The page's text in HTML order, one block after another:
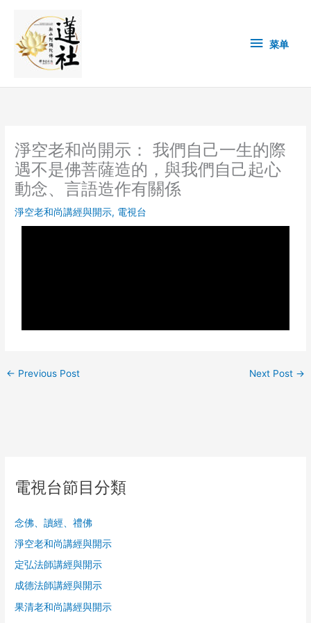
content
单 菜单
淨空老和尚開示： 我們自己一生的際
遇不是佛菩薩造的，與我們自己起心
動念、言語造作有關係
淨空老和尚講經與開示, 電視台
← Previous Post Next Post →
電視台節目分類
念佛、讀經、禮佛
淨空老和尚講經與開示
定弘法師講經與開示
成德法師講經與開示
果清老和尚講經與開示